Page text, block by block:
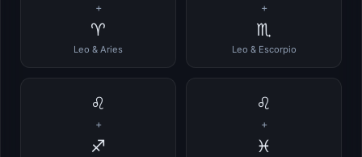
+
♈
Leo & Aries
+
♏
Leo & Escorpio
♌
+
♐
♌
+
♓